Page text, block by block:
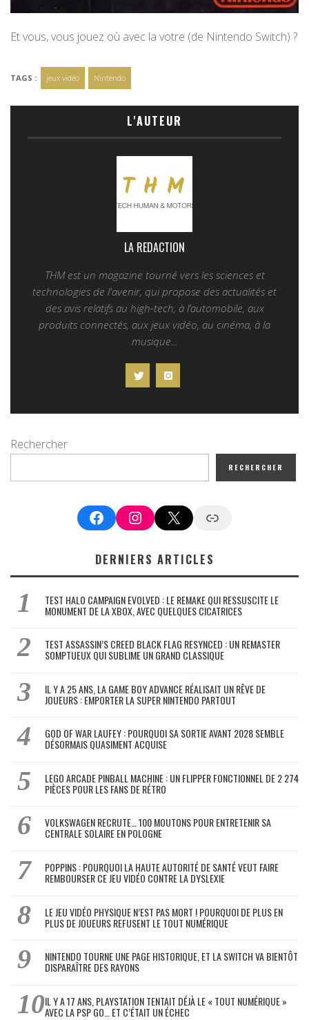
Et vous, vous jouez où avec la votre (de Nintendo Switch) ?
TAGS : jeux vidéo Nintendo
L'AUTEUR
LA REDACTION
THM est un magazine tourné vers les sciences et
technologies de l'avenir, qui propose des actualités et
des avis relatifs au high-tech, à l’automobile, aux
produits connectés, aux jeux vidéo, au cinéma, à la
musique...
Rechercher
RECHERCHER
FacebookInstagram
X Google News
DERNIERS ARTICLES
TEST HALO CAMPAIGN EVOLVED : LE REMAKE QUI RESSUSCITE LE
MONUMENT DE LA XBOX, AVEC QUELQUES CICATRICES
TEST ASSASSIN’S CREED BLACK FLAG RESYNCED : UN REMASTER
SOMPTUEUX QUI SUBLIME UN GRAND CLASSIQUE
IL Y A 25 ANS, LA GAME BOY ADVANCE RÉALISAIT UN RÊVE DE
JOUEURS : EMPORTER LA SUPER NINTENDO PARTOUT
GOD OF WAR LAUFEY : POURQUOI SA SORTIE AVANT 2028 SEMBLE
DÉSORMAIS QUASIMENT ACQUISE
LEGO ARCADE PINBALL MACHINE : UN FLIPPER FONCTIONNEL DE 2 274
PIÈCES POUR LES FANS DE RÉTRO
VOLKSWAGEN RECRUTE… 100 MOUTONS POUR ENTRETENIR SA
CENTRALE SOLAIRE EN POLOGNE
POPPINS : POURQUOI LA HAUTE AUTORITÉ DE SANTÉ VEUT FAIRE
REMBOURSER CE JEU VIDÉO CONTRE LA DYSLEXIE
LE JEU VIDÉO PHYSIQUE N’EST PAS MORT ! POURQUOI DE PLUS EN
PLUS DE JOUEURS REFUSENT LE TOUT NUMÉRIQUE
NINTENDO TOURNE UNE PAGE HISTORIQUE, ET LA SWITCH VA BIENTÔT
DISPARAÎTRE DES RAYONS
IL Y A 17 ANS, PLAYSTATION TENTAIT DÉJÀ LE « TOUT NUMÉRIQUE »
AVEC LA PSP GO… ET C’ÉTAIT UN ÉCHEC